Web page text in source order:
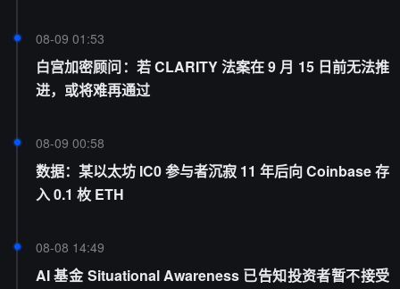
08-09 01:53
白宫加密顾问：若 CLARITY 法案在 9 月 15 日前无法推
进，或将难再通过
08-09 00:58
数据：某以太坊 IC0 参与者沉寂 11 年后向 Coinbase 存
入 0.1 枚 ETH
08-08 14:49
AI 基金 Situational Awareness 已告知投资者暂不接受